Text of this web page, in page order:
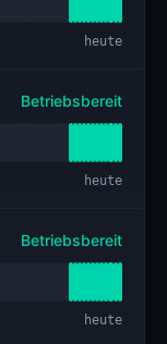
heute
Betriebsbereit
heute
Betriebsbereit
heute